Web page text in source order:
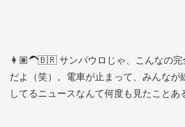
👩🏽‍🦱🇧🇷 サンパウロじゃ、こんなの完
だよ（笑）。電車が止まって、みんなが
してるニュースなんて何度も見たことあ